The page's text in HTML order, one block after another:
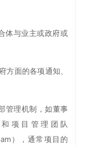
体与业主或政府或
方面的各项通知、
管理机制，如董事
和项目管理团队
），通常项目的